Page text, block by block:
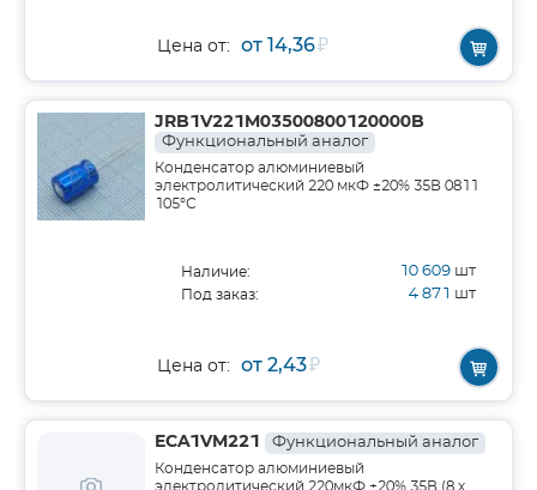
Цена от: от 14,36₽
JRB1V221M03500800120000B
Функциональный аналог
Конденсатор алюминиевый
электролитический 220 мкФ ±20% 35В 0811
105°С
Наличие: 10 609 шт
Под заказ: 4 871 шт
Цена от: от 2,43₽
ECA1VM221 Функциональный аналог
Конденсатор алюминиевый
электролитический 220мкФ ±20% 35В (8 х